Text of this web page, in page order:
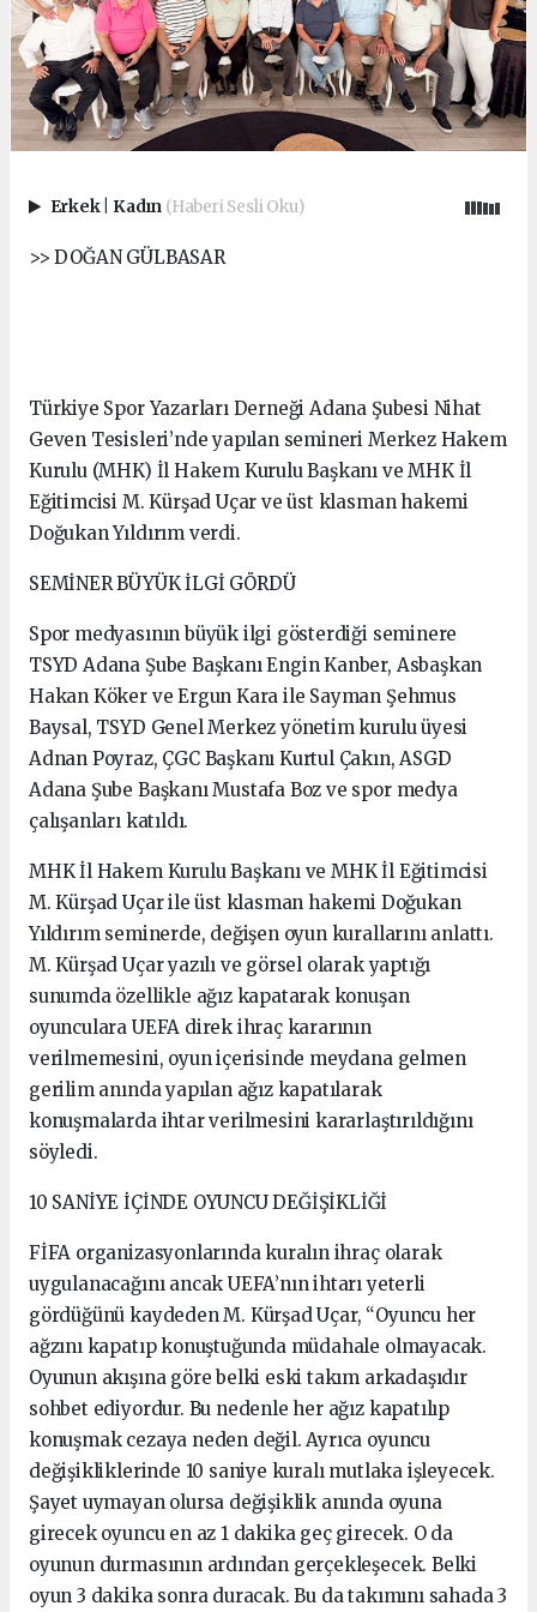
Erkek Kadın (Haberi Sesli Oku)
>> DOĞAN GÜLBASAR
Türkiye Spor Yazarları Derneği Adana Şubesi Nihat
Geven Tesisleri’nde yapılan semineri Merkez Hakem
Kurulu (MHK) İl Hakem Kurulu Başkanı ve MHK İl
Eğitimcisi M. Kürşad Uçar ve üst klasman hakemi
Doğukan Yıldırım verdi.
SEMİNER BÜYÜK İLGİ GÖRDÜ
Spor medyasının büyük ilgi gösterdiği seminere
TSYD Adana Şube Başkanı Engin Kanber, Asbaşkan
Hakan Köker ve Ergun Kara ile Sayman Şehmus
Baysal, TSYD Genel Merkez yönetim kurulu üyesi
Adnan Poyraz, ÇGC Başkanı Kurtul Çakın, ASGD
Adana Şube Başkanı Mustafa Boz ve spor medya
çalışanları katıldı.
MHK İl Hakem Kurulu Başkanı ve MHK İl Eğitimcisi
M. Kürşad Uçar ile üst klasman hakemi Doğukan
Yıldırım seminerde, değişen oyun kurallarını anlattı.
M. Kürşad Uçar yazılı ve görsel olarak yaptığı
sunumda özellikle ağız kapatarak konuşan
oyunculara UEFA direk ihraç kararının
verilmemesini, oyun içerisinde meydana gelmen
gerilim anında yapılan ağız kapatılarak
konuşmalarda ihtar verilmesini kararlaştırıldığını
söyledi.
10 SANİYE İÇİNDE OYUNCU DEĞİŞİKLİĞİ
FİFA organizasyonlarında kuralın ihraç olarak
uygulanacağını ancak UEFA’nın ihtarı yeterli
gördüğünü kaydeden M. Kürşad Uçar, “Oyuncu her
ağzını kapatıp konuştuğunda müdahale olmayacak.
Oyunun akışına göre belki eski takım arkadaşıdır
sohbet ediyordur. Bu nedenle her ağız kapatılıp
konuşmak cezaya neden değil. Ayrıca oyuncu
değişikliklerinde 10 saniye kuralı mutlaka işleyecek.
Şayet uymayan olursa değişiklik anında oyuna
girecek oyuncu en az 1 dakika geç girecek. O da
oyunun durmasının ardından gerçekleşecek. Belki
oyun 3 dakika sonra duracak. Bu da takımını sahada 3